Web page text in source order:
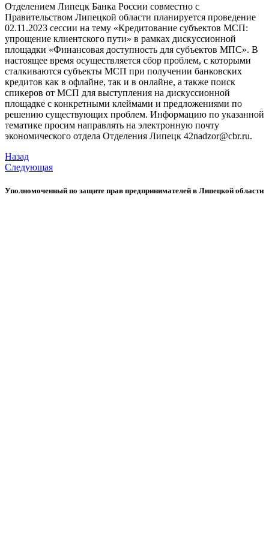
Отделением Липецк Банка России совместно с
Правительством Липецкой области планируется проведение
02.11.2023 сессии на тему «Кредитование субъектов МСП:
упрощение клиентского пути» в рамках дискуссионной
площадки «Финансовая доступность для субъектов МПС». В
настоящее время осуществляется сбор проблем, с которыми
сталкиваются субъекты МСП при получении банковских
кредитов как в офлайне, так и в онлайне, а также поиск
спикеров от МСП для выступления на дискуссионной
площадке с конкретными клеймами и предложениями по
решению существующих проблем. Информацию по указанной
тематике просим направлять на электронную почту
экономического отдела Отделения Липецк 42nadzor@cbr.ru.
Назад
Следующая
Уполномоченный по защите прав предпринимателей в Липецкой области